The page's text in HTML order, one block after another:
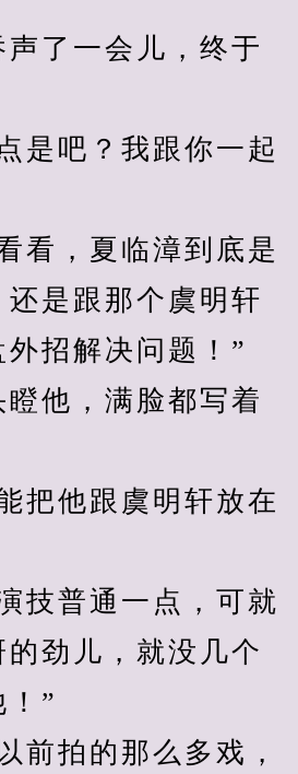
了一会儿，终于
吧？我跟你一起
，夏临漳到底是
是跟那个虞明轩
招解决问题！”
他，满脸都写着
他跟虞明轩放在
普通一点，可就
劲儿，就没几个
”
拍的那么多戏，